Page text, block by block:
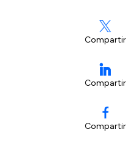
Compartir
Compartir
Compartir